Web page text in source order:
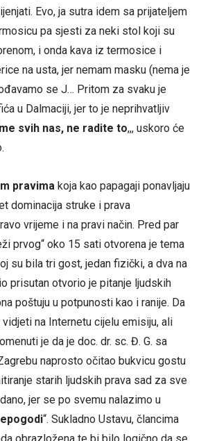
Evo, ja sutra idem sa prijateljem
pa sjesti za neki stol koji su
i onda kava iz termosice i
na usta, jer nemam masku (nema je
se J… Pritom za svaku je
u Dalmaciji, jer to je neprihvatljiv
svih nas, ne radite to,,, uskoro će
pravima koja kao papagaji ponavljaju
dominacija struke i prava
vrijeme i na pravi način. Pred par
prvog“ oko 15 sati otvorena je tema
su bila tri gost, jedan fizički, a dva na
prisutan otvorio je pitanje ljudskih
poštuju u potpunosti kao i ranije. Da
na Internetu cijelu emisiju, ali
je da je doc. dr. sc. Đ. G. sa
naprosto očitao bukvicu gostu
starih ljudskih prava sad za sve
jer se po svemu nalazimo u
“. Sukladno Ustavu, člancima